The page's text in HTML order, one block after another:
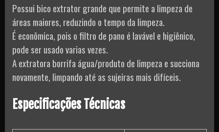
Possui bico extrator grande que permite a limpeza de
áreas maiores, reduzindo o tempo da limpeza.
É econômica, pois o filtro de pano é lavável e higiênico,
pode ser usado varias vezes.
A extratora borrifa água/produto de limpeza e succiona
novamente, limpando até as sujeiras mais difíceis.
Especificações Técnicas